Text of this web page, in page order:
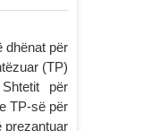
dhënat për
(TP)
për
TP-së për
prezantuar